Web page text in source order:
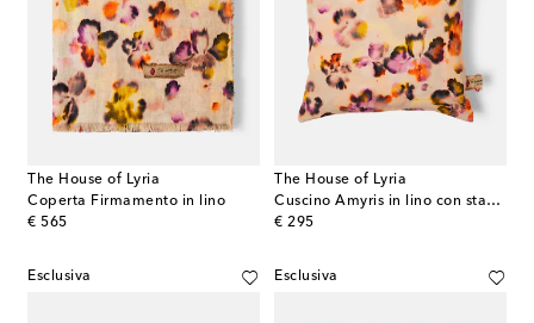
The House of Lyria
Coperta Firmamento in lino
€ 565
original price
The House of Lyria
Cuscino Amyris in lino con stampa
€ 295
original price
Esclusiva Esclusiva